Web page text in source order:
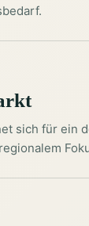
sich für ein